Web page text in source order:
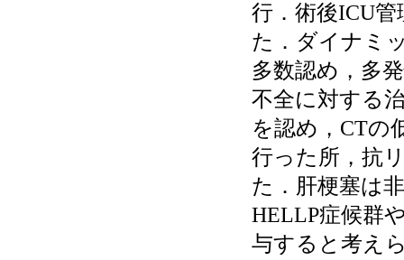
行．術後ICU
た．ダイナミ
多数認め，多
不全に対する
を認め，CTの
行った所，抗
た．肝梗塞は
HELLP症候群
与すると考え